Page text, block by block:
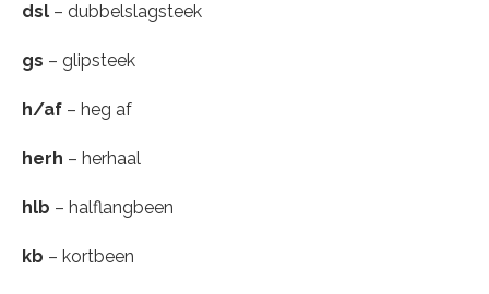
dsl – dubbelslagsteek
gs – glipsteek
h/af – heg af
herh – herhaal
hlb – halflangbeen
kb – kortbeen